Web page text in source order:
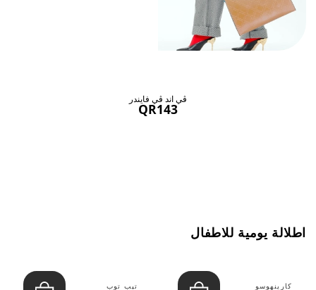
ڤي اند ڤي فايندر
QR143
اطلالة يومية للاطفال
كارينهوسو تيب توب